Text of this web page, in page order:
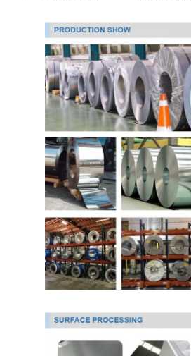
Video
Chi Siamo
Visita alla fabbrica
Controllo della qualità
Contattaci
Notizie
strato laminato a freddo di
Bobina laminata a freddo di